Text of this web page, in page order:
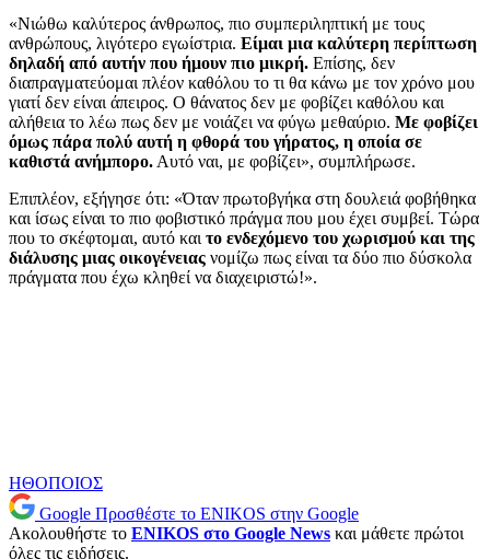
«Νιώθω καλύτερος άνθρωπος, πιο συμπεριληπτική με τους
ανθρώπους, λιγότερο εγωίστρια. Είμαι μια καλύτερη περίπτωση
δηλαδή από αυτήν που ήμουν πιο μικρή. Επίσης, δεν
διαπραγματεύομαι πλέον καθόλου το τι θα κάνω με τον χρόνο μου
γιατί δεν είναι άπειρος. Ο θάνατος δεν με φοβίζει καθόλου και
αλήθεια το λέω πως δεν με νοιάζει να φύγω μεθαύριο. Με φοβίζει
όμως πάρα πολύ αυτή η φθορά του γήρατος, η οποία σε
καθιστά ανήμπορο. Αυτό ναι, με φοβίζει», συμπλήρωσε.
Επιπλέον, εξήγησε ότι: «Όταν πρωτοβγήκα στη δουλειά φοβήθηκα
και ίσως είναι το πιο φοβιστικό πράγμα που μου έχει συμβεί. Τώρα
που το σκέφτομαι, αυτό και το ενδεχόμενο του χωρισμού και της
διάλυσης μιας οικογένειας νομίζω πως είναι τα δύο πιο δύσκολα
πράγματα που έχω κληθεί να διαχειριστώ!».
ΗΘΟΠΟΙΟΣ
Google Προσθέστε το ENIKOS στην Google
Ακολουθήστε το ENIKOS στο Google News και μάθετε πρώτοι
όλες τις ειδήσεις.